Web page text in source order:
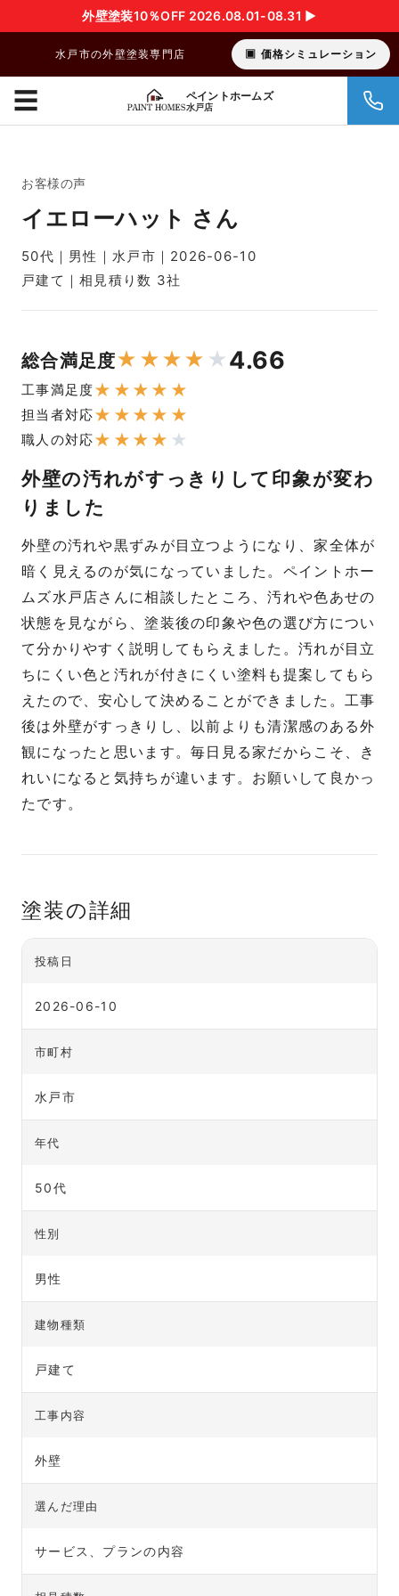
外壁塗装10％OFF 2026.08.01-08.31 ▶︎
水戸市の外壁塗装専門店 価格シミュレーション
ペイントホームズ
水戸店
☰
お客様の声
イエローハット さん
50代｜男性｜水戸市｜2026-06-10
戸建て｜相見積り数 3社
総合満足度★ ★★★ ★ 4.66
工事満足度★ ★ ★ ★ ★
担当者対応★ ★ ★ ★ ★
職人の対応★ ★ ★ ★ ★
外壁の汚れがすっきりして印象が変わ
りました
外壁の汚れや黒ずみが目立つようになり、家全体が
暗く見えるのが気になっていました。ペイントホー
ムズ水戸店さんに相談したところ、汚れや色あせの
状態を見ながら、塗装後の印象や色の選び方につい
て分かりやすく説明してもらえました。汚れが目立
ちにくい色と汚れが付きにくい塗料も提案してもら
えたので、安心して決めることができました。工事
後は外壁がすっきりし、以前よりも清潔感のある外
観になったと思います。毎日見る家だからこそ、き
れいになると気持ちが違います。お願いして良かっ
たです。
塗装の詳細
投稿日
2026-06-10
市町村
水戸市
年代
50代
性別
男性
建物種類
戸建て
工事内容
外壁
選んだ理由
サービス、プランの内容